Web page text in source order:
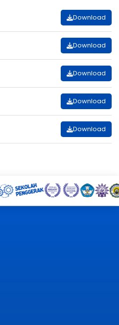
Download
Download
Download
Download
Download